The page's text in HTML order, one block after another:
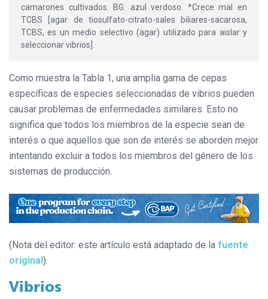
camarones cultivados. BG: azul verdoso. *Crece mal en
TCBS [agar de tiosulfato-citrato-sales biliares-sacarosa,
TCBS, es un medio selectivo (agar) utilizado para aislar y
seleccionar vibrios].
Como muestra la Tabla 1, una amplia gama de cepas
específicas de especies seleccionadas de vibrios pueden
causar problemas de enfermedades similares. Esto no
significa que todos los miembros de la especie sean de
interés o que aquellos que son de interés se aborden mejor
intentando excluir a todos los miembros del género de los
sistemas de producción.
(Nota del editor: este artículo está adaptado de la fuente
original ).
Vibrios